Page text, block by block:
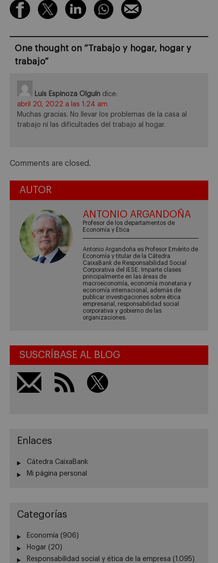
One thought on “Trabajo y hogar, hogar y
trabajo”
Luis Espinoza Olguín dice:
abril 20, 2022 a las 1:24 am
Muchas gracias. No llevar los problemas de la casa al
trabajo ni las dificultades del trabajo al hogar.
Comments are closed.
AUTOR
ANTONIO ARGANDOÑA
Profesor de los departamentos de
Economía y Ética
Antonio Argandoña es Profesor Emérito de
Economía y titular de la Cátedra
CaixaBank de Responsabilidad Social
Corporativa del IESE. Imparte clases
principalmente en las áreas de
macroeconomía, economía monetaria y
economía internacional, además de
publicar investigaciones sobre ética
empresarial, responsabilidad social
corporativa y gobierno de las
organizaciones.
SUSCRÍBASE AL BLOG
Enlaces
Cátedra CaixaBank
Mi página personal
Categorías
Economía (906)
Hogar (20)
Responsabilidad social y ética de la empresa (1.095)